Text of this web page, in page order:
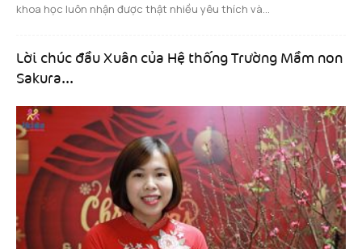
khoa học luôn nhận được thật nhiều yêu thích và...
Lời chúc đầu Xuân của Hệ thống Trường Mầm non
Sakura...